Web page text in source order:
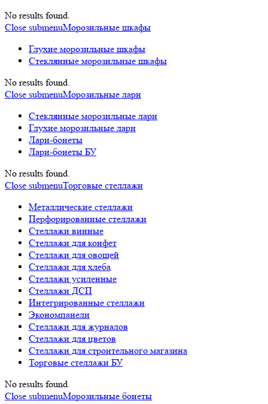
No results found.
Close submenuМорозильные шкафы
Глухие морозильные шкафы
Стеклянные морозильные шкафы
No results found.
Close submenuМорозильные лари
Стеклянные морозильные лари
Глухие морозильные лари
Лари-бонеты
Лари-бонеты БУ
No results found.
Close submenuТорговые стеллажи
Металлические стеллажи
Перфорированные стеллажи
Стеллажи винные
Стеллажи для конфет
Стеллажи для овощей
Стеллажи для хлеба
Стеллажи усиленные
Стеллажи ДСП
Интегрированные стеллажи
Экономпанели
Стеллажи для журналов
Стеллажи для цветов
Стеллажи для строительного магазина
Торговые стеллажи БУ
No results found.
Close submenuМорозильные бонеты